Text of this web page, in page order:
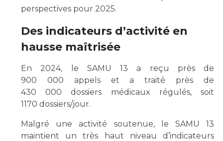
perspectives pour 2025.
Des indicateurs d’activité en
hausse maîtrisée
En 2024, le SAMU 13 a reçu près de
900 000 appels et a traité près de
430 000 dossiers médicaux régulés, soit
1170 dossiers/jour.
Malgré une activité soutenue, le SAMU 13
maintient un très haut niveau d’indicateurs